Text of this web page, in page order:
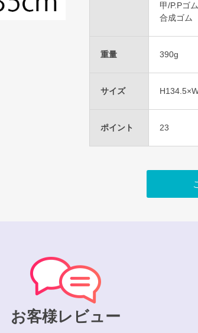
甲/P.Pゴム
合成ゴム
重量 390g
サイズ
ポイント 23
お客様レビュー